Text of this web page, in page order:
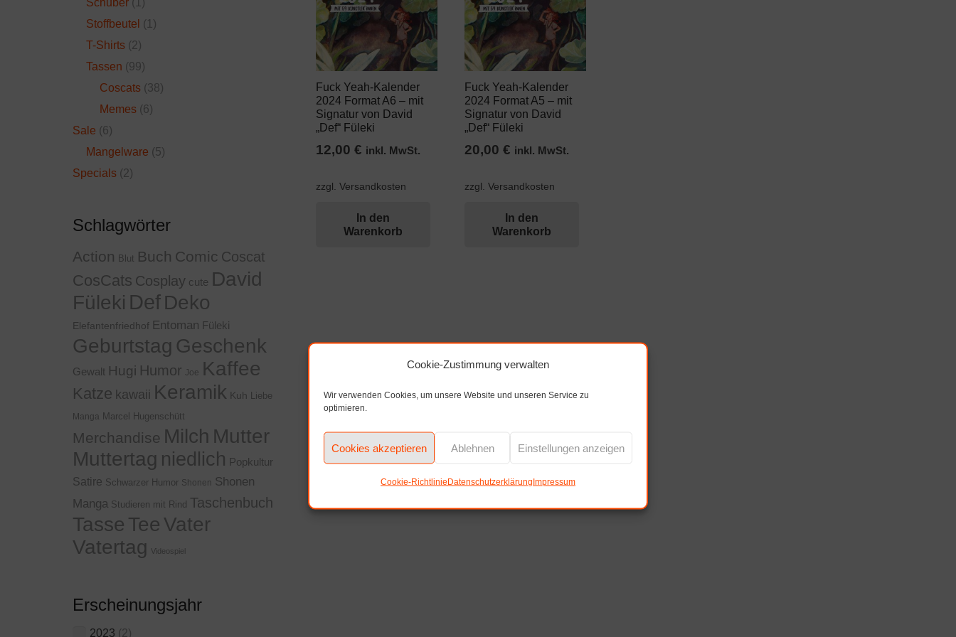
Cookie-Zustimmung verwalten
Wir verwenden Cookies, um unsere Website und unseren Service zu
optimieren.
Cookies akzeptieren Ablehnen Einstellungen anzeigen
Cookie-RichtlinieDatenschutzerklärungImpressum
Fuck Yeah-Kalender
2024 Format A6 – mit
Signatur von David
„Def“ Füleki
12,00 € inkl. MwSt.
zzgl. Versandkosten
In den
Warenkorb
Fuck Yeah-Kalender
2024 Format A5 – mit
Signatur von David
„Def“ Füleki
20,00€ inkl. MwSt.
zzgl. Versandkosten
In den
Warenkorb
Stoffbeutel (1)
T-Shirts (2)
Tassen (99)
Coscats (38)
Memes (6)
Sale (6)
Mangelware (5)
Specials (2)
Schlagwörter
Action Blut Buch Comic Coscat
CosCats Cosplay cute David
Füleki Def Deko
Elefantenfriedhof Entoman Füleki
Geburtstag Geschenk
Gewalt Hugi Humor Joe Kaffee
Katze kawaii Keramik Kuh Liebe
Manga Marcel Hugenschütt
Merchandise Milch Mutter
Muttertag niedlich Popkultur
Satire Schwarzer Humor Shonen Shonen
Manga Studieren mit Rind Taschenbuch
Tasse Tee Vater
Vatertag
Videospiel
Erscheinungsjahr
2023 (2)